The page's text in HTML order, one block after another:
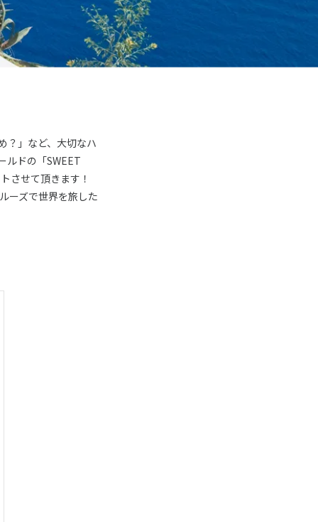
？」など、大切なハ
ルドの「SWEET
させて頂きます！
ーズで世界を旅した